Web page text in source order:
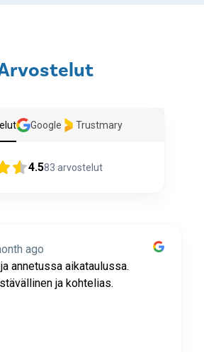
Google Trustmary
4.583 arvostelut
ago
annetussa aikataulussa.
ja kohtelias.